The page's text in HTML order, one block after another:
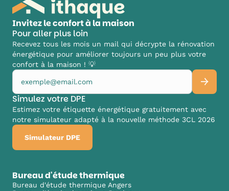
Invitez le confort à la maison
Pour aller plus loin
Recevez tous les mois un mail qui décrypte la rénovation
énergétique pour améliorer toujours un peu plus votre
confort à la maison ! 💡
Simulez votre DPE
Estimez votre étiquette énergétique gratuitement avec
notre simulateur adapté à la nouvelle méthode 3CL 2026
Simulateur DPE
Bureau d'étude thermique
Bureau d'étude thermique Angers